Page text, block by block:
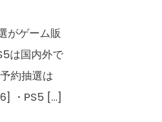
がゲーム販
は国内外で
約抽選は
・PS5 […]